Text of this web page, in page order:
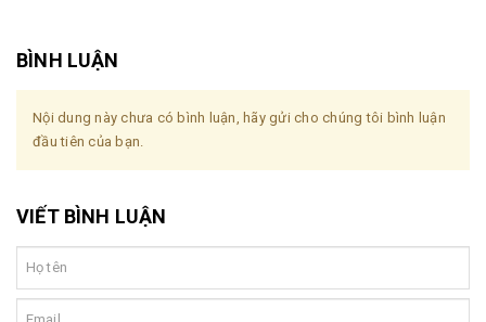
BÌNH LUẬN
Nội dung này chưa có bình luận, hãy gửi cho chúng tôi bình luận
đầu tiên của bạn.
VIẾT BÌNH LUẬN